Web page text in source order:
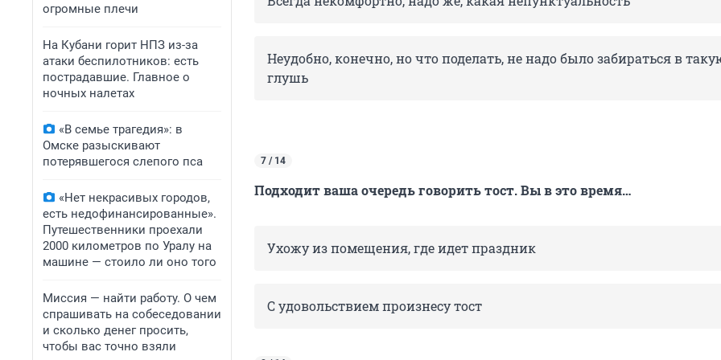
огромные плечи
На Кубани горит НПЗ из-за
атаки беспилотников: есть
пострадавшие. Главное о
ночных налетах
«В семье трагедия»: в
Омске разыскивают
потерявшегося слепого пса
«Нет некрасивых городов,
есть недофинансированные».
Путешественники проехали
2000 километров по Уралу на
машине — стоило ли оно того
Миссия — найти работу. О чем
спрашивать на собеседовании
и сколько денег просить,
чтобы вас точно взяли
Неудобно, конечно, но что поделать, не надо было забираться в
глушь
7 / 14
Подходит ваша очередь говорить тост. Вы в это время…
Ухожу из помещения, где идет праздник
С удовольствием произнесу тост